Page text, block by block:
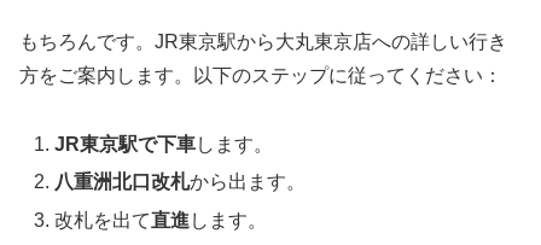
もちろんです。JR東京駅から大丸東京店への詳しい行き
方をご案内します。以下のステップに従ってください：
JR東京駅で下車します。
八重洲北口改札から出ます。
改札を出て直進 します。